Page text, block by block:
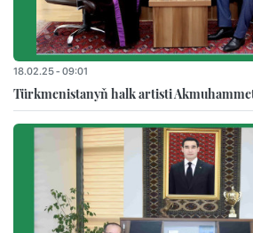
18.02.25 - 09:01
Türkmenistanyň halk artisti